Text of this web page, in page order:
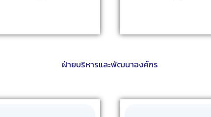
ฝ่ายบริหารและพัฒนาองค์กร